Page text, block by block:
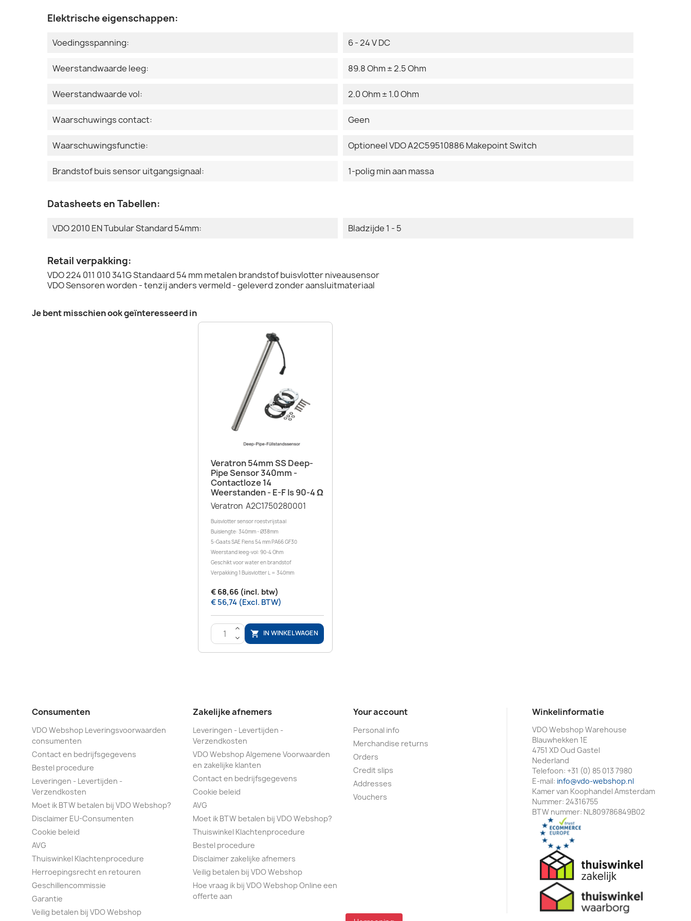
Elektrische eigenschappen:
Voedingsspanning: 6 - 24 V DC
Weerstandwaarde leeg: 89.8 Ohm ± 2.5 Ohm
Weerstandwaarde vol: 2.0 Ohm ± 1.0 Ohm
Waarschuwings contact: Geen
Waarschuwingsfunctie: Optioneel VDO A2C59510886 Makepoint Switch
Brandstof buis sensor uitgangsignaal: 1-polig min aan massa
Datasheets en Tabellen:
VDO 2010 EN Tubular Standard 54mm: Bladzijde 1 - 5
Retail verpakking:
VDO 224 011 010 341G Standaard 54 mm metalen brandstof buisvlotter niveausensor
VDO Sensoren worden - tenzij anders vermeld - geleverd zonder aansluitmateriaal
Je bent misschien ook geïnteresseerd in
Snel bekijken
Veratron 54mm SS Deep-
Pipe Sensor 340mm -
Contactloze 14
Weerstanden - E-F Is 90-4 Ω
Veratron A2C1750280001
Buisvlotter sensor roestvrijstaal
Buislengte: 340mm - Ø38mm
5-Gaats SAE Flens 54 mm PA66 GF30
Weerstand leeg-vol: 90-4 Ohm
Geschikt voor water en brandstof
Verpakking 1 Buisvlotter L = 340mm
€ 68,66 (incl. btw)
€ 56,74 (Excl. BTW)
>
<
 IN WINKELWAGEN
Consumenten
VDO Webshop Leveringsvoorwaarden
consumenten
Contact en bedrijfsgegevens
Bestel procedure
Leveringen - Levertijden -
Verzendkosten
Moet ik BTW betalen bij VDO Webshop?
Disclaimer EU-Consumenten
Cookie beleid
AVG
Thuiswinkel Klachtenprocedure
Herroepingsrecht en retouren
Geschillencommissie
Garantie
Veilig betalen bij VDO Webshop
Zakelijke afnemers
Leveringen - Levertijden -
Verzendkosten
VDO Webshop Algemene Voorwaarden
en zakelijke klanten
Contact en bedrijfsgegevens
Cookie beleid
AVG
Moet ik BTW betalen bij VDO Webshop?
Thuiswinkel Klachtenprocedure
Bestel procedure
Disclaimer zakelijke afnemers
Veilig betalen bij VDO Webshop
Hoe vraag ik bij VDO Webshop Online een
offerte aan
Your account
Personal info
Merchandise returns
Orders
Credit slips
Addresses
Vouchers
Winkelinformatie
VDO Webshop Warehouse
Blauwhekken 1E
4751 XD Oud Gastel
Nederland
Telefoon: +31 (0) 85 013 7980
E-mail: info@vdo-webshop.nl
Kamer van Koophandel Amsterdam
Nummer: 24316755
BTW nummer: NL809786849B02